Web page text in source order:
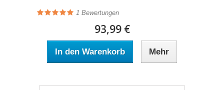
1 Bewertungen
93,99 €
In den Warenkorb Mehr